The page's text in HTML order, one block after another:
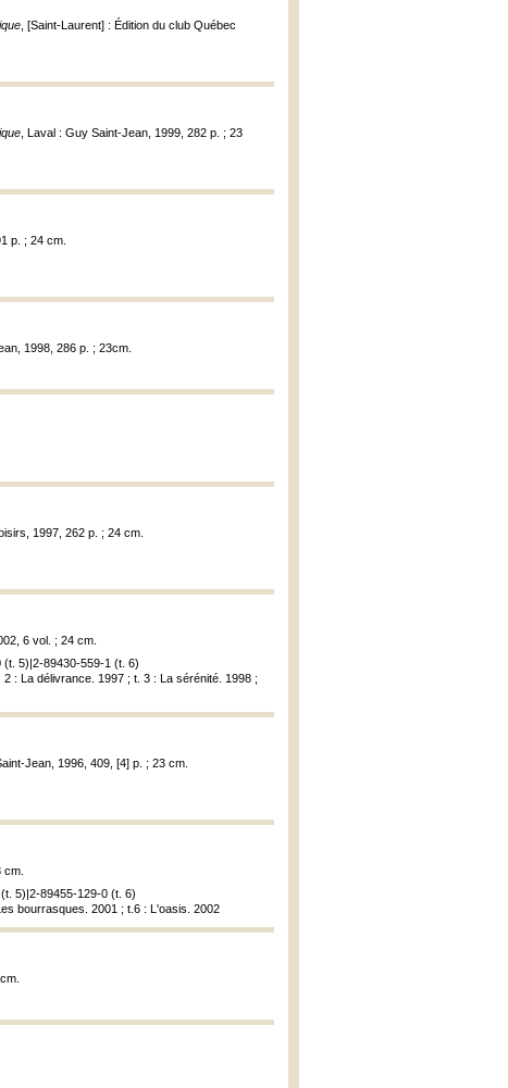
, [Saint-Laurent] : Édition du club Québec
, Laval : Guy Saint-Jean, 1999, 282 p. ; 23
p. ; 24 cm.
1998, 286 p. ; 23cm.
1997, 262 p. ; 24 cm.
6 vol. ; 24 cm.
5)|2-89430-559-1 (t. 6)
: La délivrance. 1997 ; t. 3 : La sérénité. 1998 ;
Jean, 1996, 409, [4] p. ; 23 cm.
5)|2-89455-129-0 (t. 6)
bourrasques. 2001 ; t.6 : L'oasis. 2002